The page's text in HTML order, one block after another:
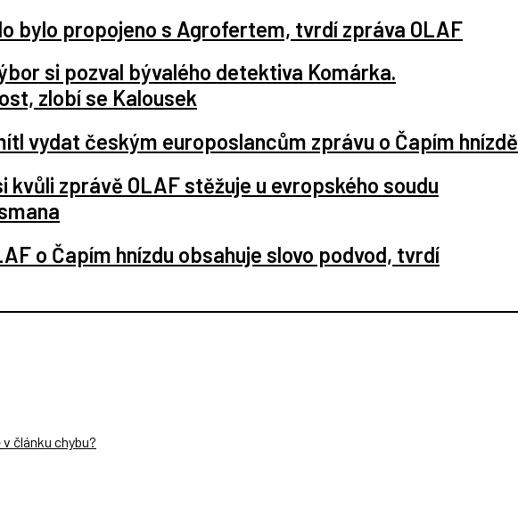
bylo propojeno s Agrofertem, tvrdí zpráva OLAF
si pozval bývalého detektiva Komárka.
zlobí se Kalousek
vydat českým europoslancům zprávu o Čapím hnízdě
kvůli zprávě OLAF stěžuje u evropského soudu
o Čapím hnízdu obsahuje slovo podvod, tvrdí
článku chybu?